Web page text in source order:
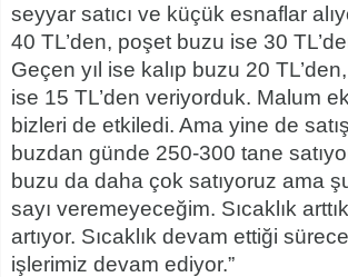
seyyar satıcı ve küçük esnaflar
40 TL’den, poşet buzu ise 30
Geçen yıl ise kalıp buzu 20
ise 15 TL’den veriyorduk. Malum
bizleri de etkiledi. Ama yine de
buzdan günde 250-300 tane
buzu da daha çok satıyoruz ama
sayı veremeyeceğim. Sıcaklık
artıyor. Sıcaklık devam ettiği
işlerimiz devam ediyor.”